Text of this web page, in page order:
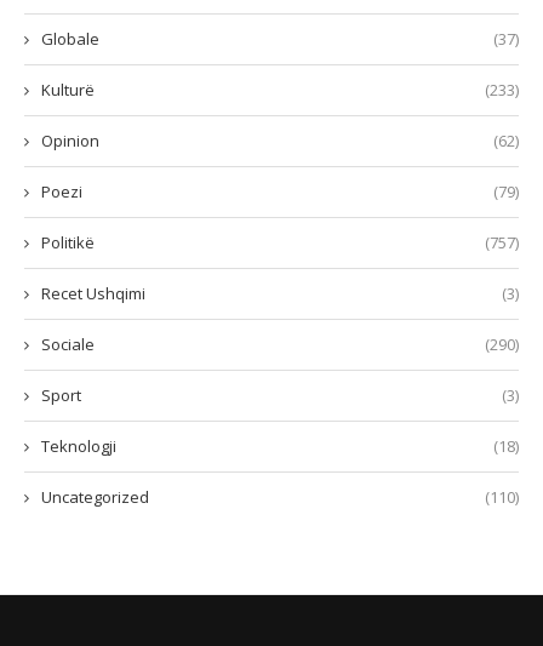
Globale (37)
Kulturë (233)
Opinion (62)
Poezi (79)
Politikë (757)
Recet Ushqimi (3)
Sociale (290)
Sport (3)
Teknologji (18)
Uncategorized (110)